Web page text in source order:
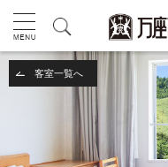
客室一覧へ